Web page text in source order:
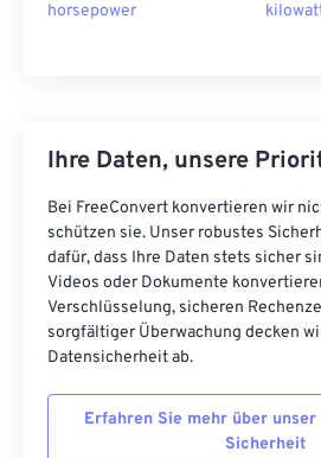
horsepower
Ihre Daten, unsere
Bei FreeConvert konvertieren wir
schützen sie. Unser robustes
dafür, dass Ihre Daten stets sicher
Videos oder Dokumente
Verschlüsselung, sicheren
sorgfältiger Überwachung decken
Datensicherheit ab.
Erfahren Sie mehr über
Sicherheit